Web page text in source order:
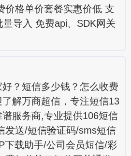
价格单价套餐实惠价低 支
导入 免费api、SDK网关
？短信多少钱？怎么收费
解万商超信，专注短信13
服务商,专业提供106短信
发送/短信验证码/sms短信
下载助手/公司会员短信/彩